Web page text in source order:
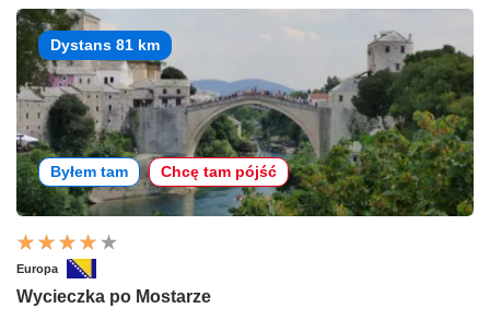
Dystans 81 km
Byłem tam Chcę tam pójść
Europa
Wycieczka po Mostarze